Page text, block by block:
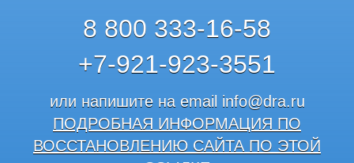
8 800 333-16-58
+7-921-923-3551
или напишите на email info@dra.ru
ПОДРОБНАЯ ИНФОРМАЦИЯ ПО
ВОССТАНОВЛЕНИЮ САЙТА ПО ЭТОЙ